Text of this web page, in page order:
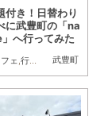
武豊町
付き！日替わり
に武豊町の「na
へ行ってみた
ェ,行ってみたレポ